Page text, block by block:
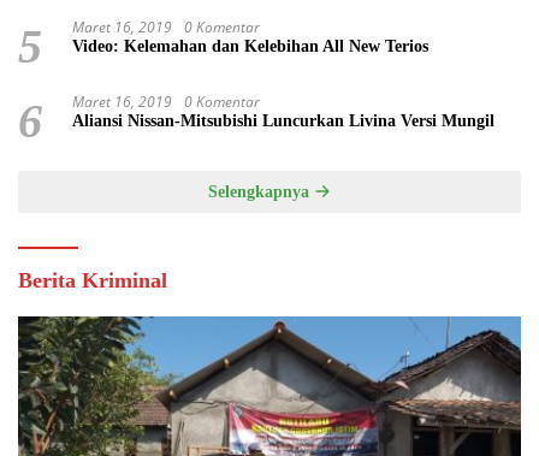
5 Maret 16, 2019 0 Komentar
Video: Kelemahan dan Kelebihan All New Terios
6 Maret 16, 2019 0 Komentar
Aliansi Nissan-Mitsubishi Luncurkan Livina Versi Mungil
Selengkapnya
Berita Kriminal